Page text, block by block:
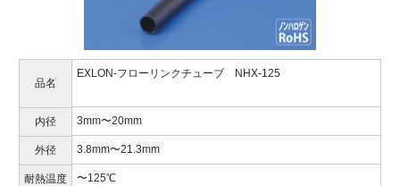
品名
EXLON-フローリンクチューブ NHX-125
内径 3mm〜20mm
外径 3.8mm〜21.3mm
耐熱温度 〜125℃